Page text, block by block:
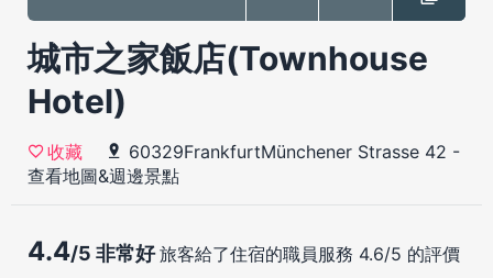
城市之家飯店(Townhouse
Hotel)
收藏 60329FrankfurtMünchener Strasse 42 -
查看地圖&週邊景點
4.4/5 非常好旅客給了住宿的職員服務 4.6/5 的評價